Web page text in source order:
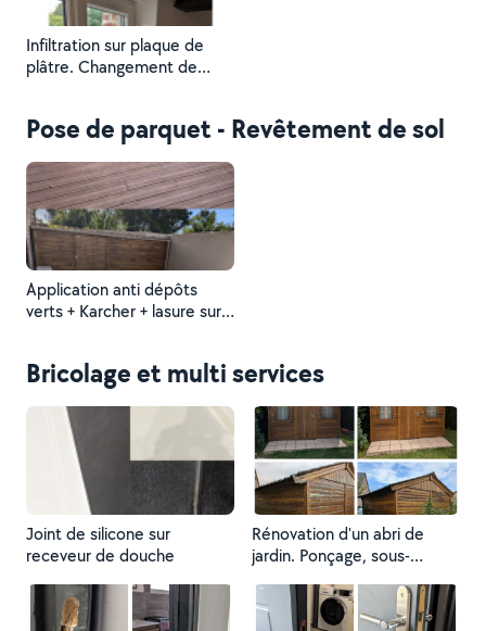
Infiltration sur plaque de
plâtre. Changement de
blanche velours.
Pose de parquet - Revêtement de sol
Application anti dépôts
verts + Karcher + lasure sur
Bricolage et multi services
Joint de silicone sur
receveur de douche
Rénovation d'un abri de
jardin. Ponçage, sous-
lasure. Un grand merci au
client pour sa confiance et